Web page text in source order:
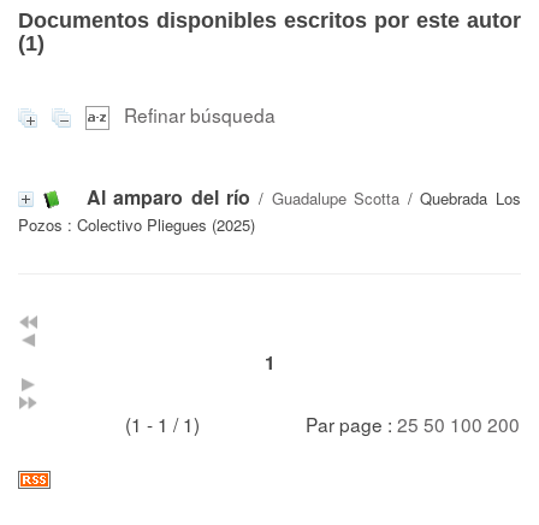
Documentos disponibles escritos por este autor
(1)
Refinar búsqueda
Al amparo del río / Guadalupe Scotta / Quebrada Los
Pozos : Colectivo Pliegues (2025)
1
(1 - 1 / 1) Par page : 25 50 100 200